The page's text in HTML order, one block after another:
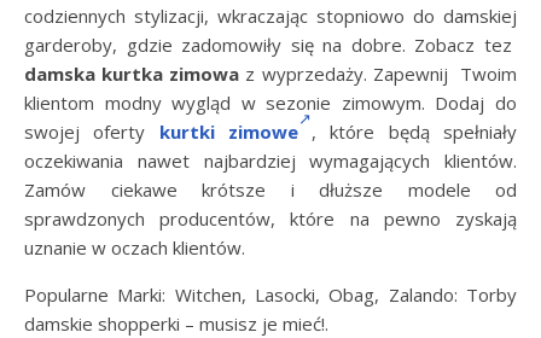
codziennych stylizacji, wkraczając stopniowo do damskiej
garderoby, gdzie zadomowiły się na dobre. Zobacz tez
damska kurtka zimowa z wyprzedaży. Zapewnij Twoim
klientom modny wygląd w sezonie zimowym. Dodaj do
swojej oferty kurtki zimowe , które będą spełniały
oczekiwania nawet najbardziej wymagających klientów.
Zamów ciekawe krótsze i dłuższe modele od
sprawdzonych producentów, które na pewno zyskają
uznanie w oczach klientów.
Popularne Marki: Witchen, Lasocki, Obag, Zalando: Torby
damskie shopperki – musisz je mieć!.